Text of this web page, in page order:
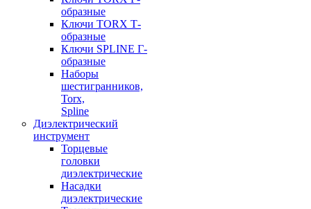
образные
Ключи TORX Т-
образные
Ключи SPLINE Г-
образные
Наборы
шестигранников,
Torx,
Spline
Диэлектрический
инструмент
Торцевые
головки
диэлектрические
Насадки
диэлектрические